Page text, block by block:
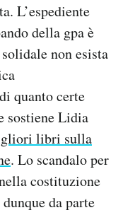
L’espediente
della gpa è
non esista
quanto certe
sostiene Lidia
libri sulla
. Lo scandalo per
costituzione
da parte